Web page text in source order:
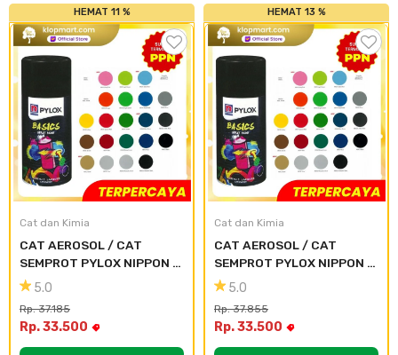
HEMAT 11 %
Cat dan Kimia
CAT AEROSOL / CAT
SEMPROT PYLOX NIPPON
PAINT - SEMUA WARNA
5.0
Rp. 37.185
Rp. 33.500
HEMAT 13 %
Cat dan Kimia
CAT AEROSOL / CAT
SEMPROT PYLOX NIPPON
PAINT - SEMUA WARNA
5.0
Rp. 37.855
Rp. 33.500